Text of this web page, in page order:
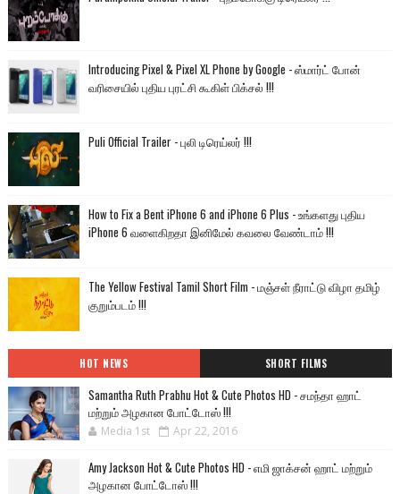
Introducing Pixel & Pixel XL Phone by Google - ஸ்மார்ட் போன்
வரிசையில் புதிய புரட்சி கூகிள் பிக்சல் !!!
Puli Official Trailer - புலி டிரெய்லர் !!!
How to Fix a Bent iPhone 6 and iPhone 6 Plus - உங்களது புதிய
iPhone 6 வளைகிறதா இனிமேல் கவலை வேண்டாம் !!!
The Yellow Festival Tamil Short Film - மஞ்சள் நீராட்டு விழா தமிழ்
குறும்படம் !!!
HOT NEWS SHORT FILMS
Samantha Ruth Prabhu Hot & Cute Photos HD - சமந்தா ஹாட்
மற்றும் அழகான போட்டோஸ் !!!
Media 1st Apr 22, 2016
Amy Jackson Hot & Cute Photos HD - எமி ஜாக்சன் ஹாட் மற்றும்
அழகான போட்டோஸ் !!!